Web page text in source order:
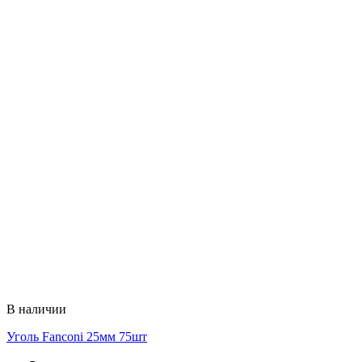
В наличии
Уголь Fanconi 25мм 75шт